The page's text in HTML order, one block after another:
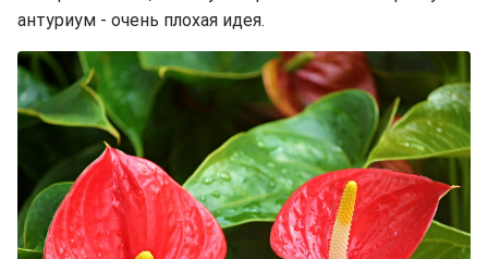
антуриум - очень плохая идея.